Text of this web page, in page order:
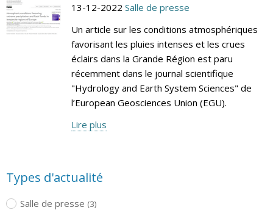
13-12-2022 Salle de presse
Un article sur les conditions atmosphériques
favorisant les pluies intenses et les crues
éclairs dans la Grande Région est paru
récemment dans le journal scientifique
"Hydrology and Earth System Sciences" de
l’European Geosciences Union (EGU).
Lire plus
Types d'actualité
Salle de presse (3)